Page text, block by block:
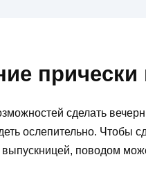
сделать
ослепительно. Чтобы
выпускницей, поводом